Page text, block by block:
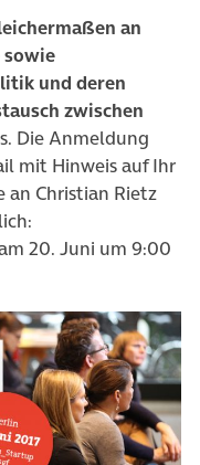
an
und deren
zwischen
Die Anmeldung
mit Hinweis auf Ihr
an Christian Rietz
20. Juni um 9:00